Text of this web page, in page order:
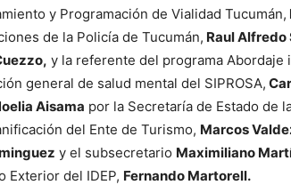
y Programación de Vialidad Tucumán,
de la Policía de Tucumán, Raul Alfredo
y la referente del programa Abordaje
general de salud mental del SIPROSA,
Aisama por la Secretaría de Estado de
del Ente de Turismo, Marcos
y el subsecretario Maximiliano
Exterior del IDEP, Fernando Martorell.